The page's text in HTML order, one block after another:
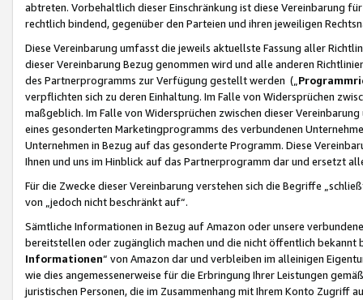
abtreten. Vorbehaltlich dieser Einschränkung ist diese Vereinbarung
rechtlich bindend, gegenüber den Parteien und ihren jeweiligen
Diese Vereinbarung umfasst die jeweils aktuellste Fassung aller
dieser Vereinbarung Bezug genommen wird und alle anderen
des Partnerprogramms zur Verfügung gestellt werden („
verpflichten sich zu deren Einhaltung. Im Falle von Widersprüchen
maßgeblich. Im Falle von Widersprüchen zwischen dieser
eines gesonderten Marketingprogramms des verbundenen
Unternehmen in Bezug auf das gesonderte Programm. Diese
Ihnen und uns im Hinblick auf das Partnerprogramm dar und ersetzt
Für die Zwecke dieser Vereinbarung verstehen sich die Begriffe
von „jedoch nicht beschränkt auf“.
Sämtliche Informationen in Bezug auf Amazon oder unsere
bereitstellen oder zugänglich machen und die nicht öffentlich
Informationen“ von Amazon dar und verbleiben im alleinigen
wie dies angemessenerweise für die Erbringung Ihrer Leistungen
juristischen Personen, die im Zusammenhang mit Ihrem Konto